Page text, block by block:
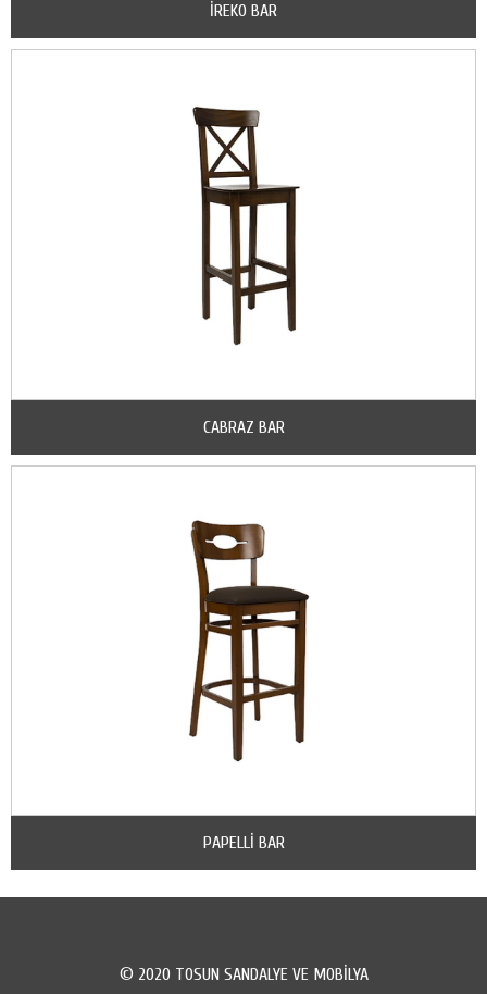
İREKO BAR
CABRAZ BAR
PAPELLİ BAR
© 2020 TOSUN SANDALYE VE MOBİLYA